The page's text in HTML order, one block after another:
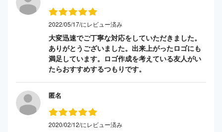
2022/05/17/にレビュー済み
大変迅速でご丁寧な対応をしていただきました。
ありがとうございました。出来上がったロゴにも
満足しています。ロゴ作成を考えている友人がい
たらおすすめするつもりです。
匿名
2020/02/12/にレビュー済み